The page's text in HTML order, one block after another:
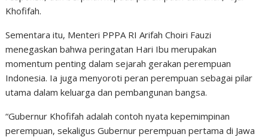
Khofifah.
Sementara itu, Menteri PPPA RI Arifah Choiri Fauzi
menegaskan bahwa peringatan Hari Ibu merupakan
momentum penting dalam sejarah gerakan perempuan
Indonesia. Ia juga menyoroti peran perempuan sebagai pilar
utama dalam keluarga dan pembangunan bangsa.
“Gubernur Khofifah adalah contoh nyata kepemimpinan
perempuan, sekaligus Gubernur perempuan pertama di Jawa